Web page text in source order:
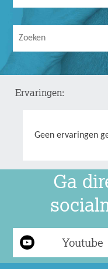
Ervaringen:
Geen ervaringen
Ga
Youtube